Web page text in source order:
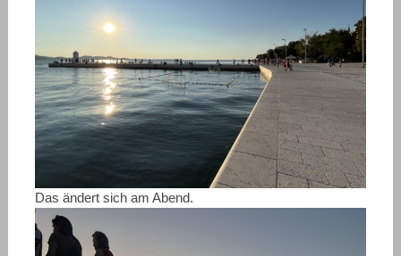
Das ändert sich am Abend.